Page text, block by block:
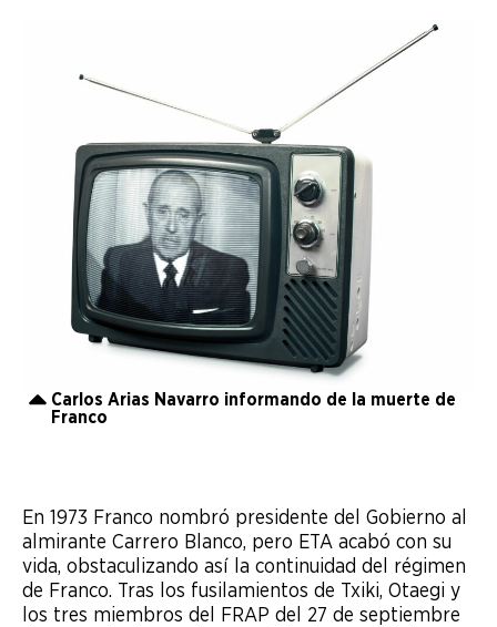
Carlos Arias Navarro informando de la muerte de
Franco
En 1973 Franco nombró presidente del Gobierno al
almirante Carrero Blanco, pero ETA acabó con su
vida, obstaculizando así la continuidad del régimen
de Franco. Tras los fusilamientos de Txiki, Otaegi y
los tres miembros del FRAP del 27 de septiembre